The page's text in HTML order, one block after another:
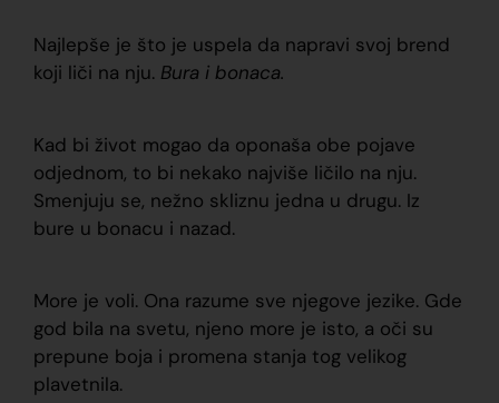
Najlepše je što je uspela da napravi svoj brend
koji liči na nju. Bura i bonaca.
Kad bi život mogao da oponaša obe pojave
odjednom, to bi nekako najviše ličilo na nju.
Smenjuju se, nežno skliznu jedna u drugu. Iz
bure u bonacu i nazad.
More je voli. Ona razume sve njegove jezike. Gde
god bila na svetu, njeno more je isto, a oči su
prepune boja i promena stanja tog velikog
plavetnila.